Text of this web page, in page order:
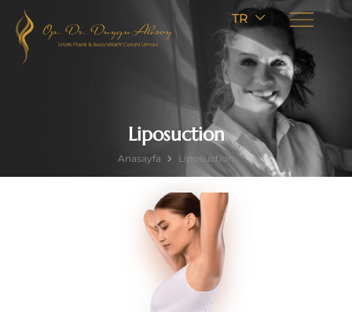
TR
Liposuction
Anasayfa Liposuction